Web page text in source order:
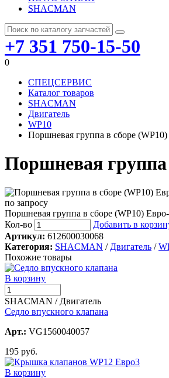
SHACMAN
+7 351 750-15-50
0
СПЕЦСЕРВИС
Каталог товаров
SHACMAN
Двигатель
WP10
Поршневая группа в сборе
Поршневая
по запросу
Поршневая группа в сборе (WP10)
Кол-во
Добавить в
Артикул: 612600030068
Категория: SHACMAN / Двигатель /
Похожие товары
В корзину
SHACMAN / Двигатель
Седло впускного клапана
Арт.: VG1560040057
195 руб.
В корзину